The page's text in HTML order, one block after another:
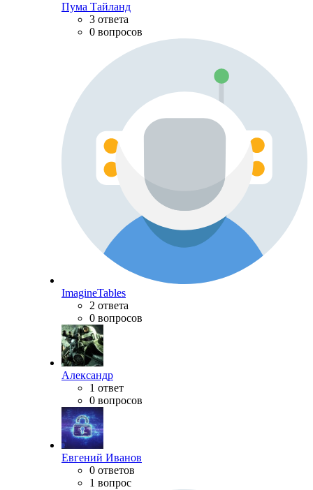
Пума Тайланд
3 ответа
0 вопросов
ImagineTables
2 ответа
0 вопросов
Александр
1 ответ
0 вопросов
Евгений Иванов
0 ответов
1 вопрос